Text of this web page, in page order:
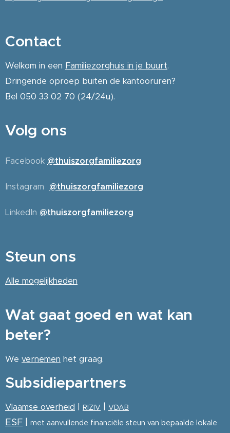
Contact
Welkom in een Familiezorghuis in je buurt.
Dringende oproep buiten de kantooruren?
Bel 050 33 02 70 (24/24u).
Volg ons
Facebook @thuiszorgfamiliezorg
Instagram @thuiszorgfamiliezorg
LinkedIn @thuiszorgfamiliezorg
Steun ons
Alle mogelijkheden
Wat gaat goed en wat kan
beter?
We vernemen het graag.
Subsidiepartners
Vlaamse overheid RIZIV VDAB
ESF met aanvullende financiële steun van bepaalde lokale